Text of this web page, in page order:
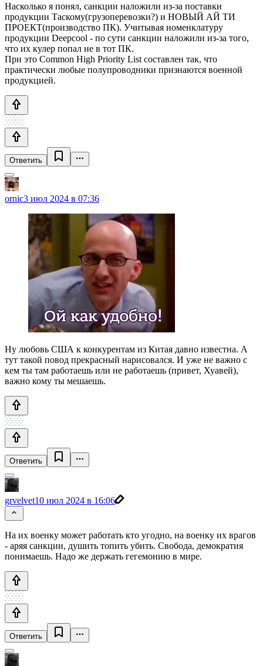
Насколько я понял, санкции наложили из-за поставки
продукции Таскому(грузоперевозки?) и НОВЫЙ АЙ ТИ
ПРОЕКТ(производство ПК). Учитывая номенклатуру
продукции Deepcool - по сути санкции наложили из-за того,
что их кулер попал не в тот ПК.
При это Common High Priority List составлен так, что
практически любые полупроводники признаются военной
продукцией.
Ответить
ornic3 июл 2024 в 07:36
Ну любовь США к конкурентам из Китая давно известна. А
тут такой повод прекрасный нарисовался. И уже не важно с
кем ты там работаешь или не работаешь (привет, Хуавей),
важно кому ты мешаешь.
Ответить
grvelvet10 июл 2024 в 16:06
На их военку может работать кто угодно, на военку их врагов
- аряя санкции, душить топить убить. Свобода, демократия
понимаешь. Надо же держать гегемонию в мире.
Ответить